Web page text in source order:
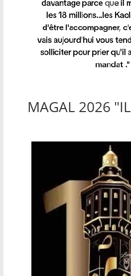
MAGAL 2026